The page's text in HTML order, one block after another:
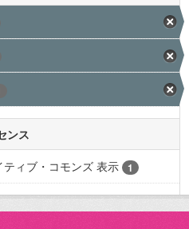
ンス
ティブ・コモンズ 表示
1